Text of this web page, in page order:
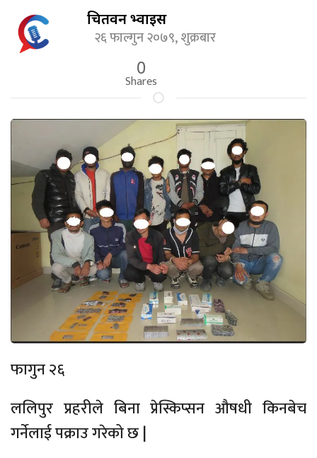
चितवन भ्वाईस
२६ फाल्गुन २०७९, शुक्रबार
0
Shares
फागुन २६
ललिपुर प्रहरीले बिना प्रेस्किप्सन औषधी किनबेच
गर्नेलाई पक्राउ गरेको छ |